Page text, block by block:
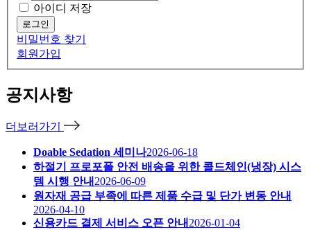
아이디 저장
로그인
비밀번호 찾기
회원가입
공지사항
더보러가기
Doable Sedation 세미나2026-06-18
하절기 프로포폴 안전 배송을 위한 콜드체인(냉장) 시스
템 시행 안내 2026-06-09
원자재 공급 부족에 따른 제품 수급 및 단가 변동 안내
2026-04-10
신용카드 결제 서비스 오픈 안내 2026-01-04